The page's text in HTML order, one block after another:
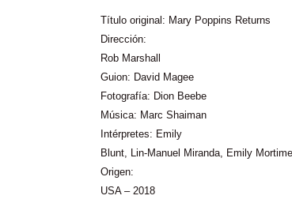
Título original: Mary Poppins Returns
Dirección:
Rob Marshall
Guion: David Magee
Fotografía: Dion Beebe
Música: Marc Shaiman
Intérpretes: Emily
Blunt, Lin-Manuel Miranda, Emily
Origen:
USA – 2018